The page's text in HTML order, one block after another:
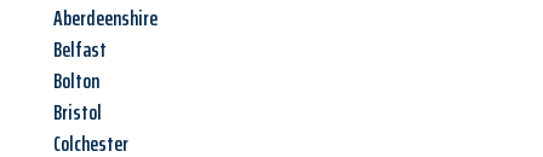
Aberdeenshire
Belfast
Bolton
Bristol
Colchester